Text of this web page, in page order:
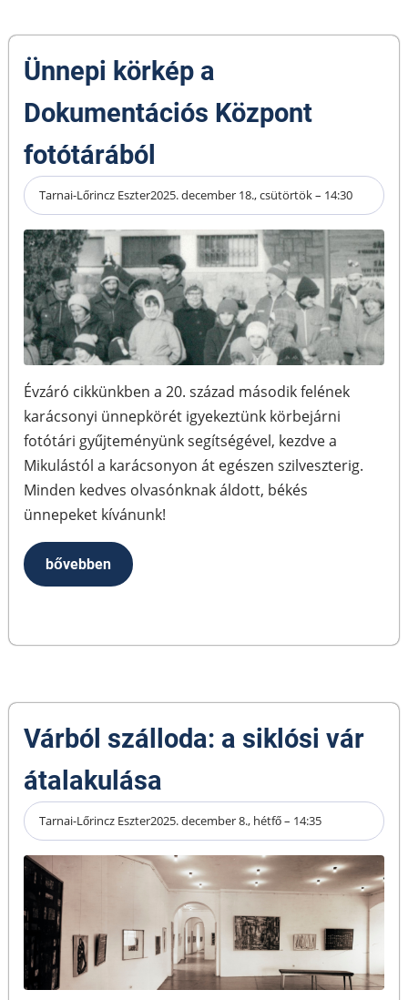
Ünnepi körkép a
Dokumentációs Központ
fotótárából
Tarnai-Lőrincz Eszter2025. december 18., csütörtök – 14:30
Évzáró cikkünkben a 20. század második felének
karácsonyi ünnepkörét igyekeztünk körbejárni
fotótári gyűjteményünk segítségével, kezdve a
Mikulástól a karácsonyon át egészen szilveszterig.
Minden kedves olvasónknak áldott, békés
ünnepeket kívánunk!
bővebben
Várból szálloda: a siklósi vár
átalakulása
Tarnai-Lőrincz Eszter2025. december 8., hétfő – 14:35